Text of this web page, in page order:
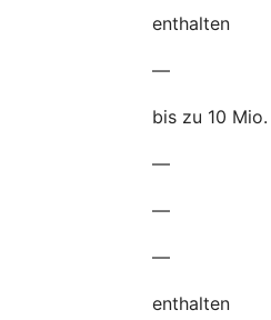
enthalten
—
bis zu 10
—
—
—
enthalten